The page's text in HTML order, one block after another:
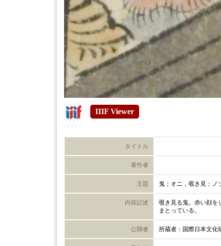
IIIF Viewer
タイトル
著作者
主題 鬼；オニ，覗き見；ノ
内容記述
覗き見る鬼。赤い顔を
まとっている。
公開者 所蔵者：国際日本文化